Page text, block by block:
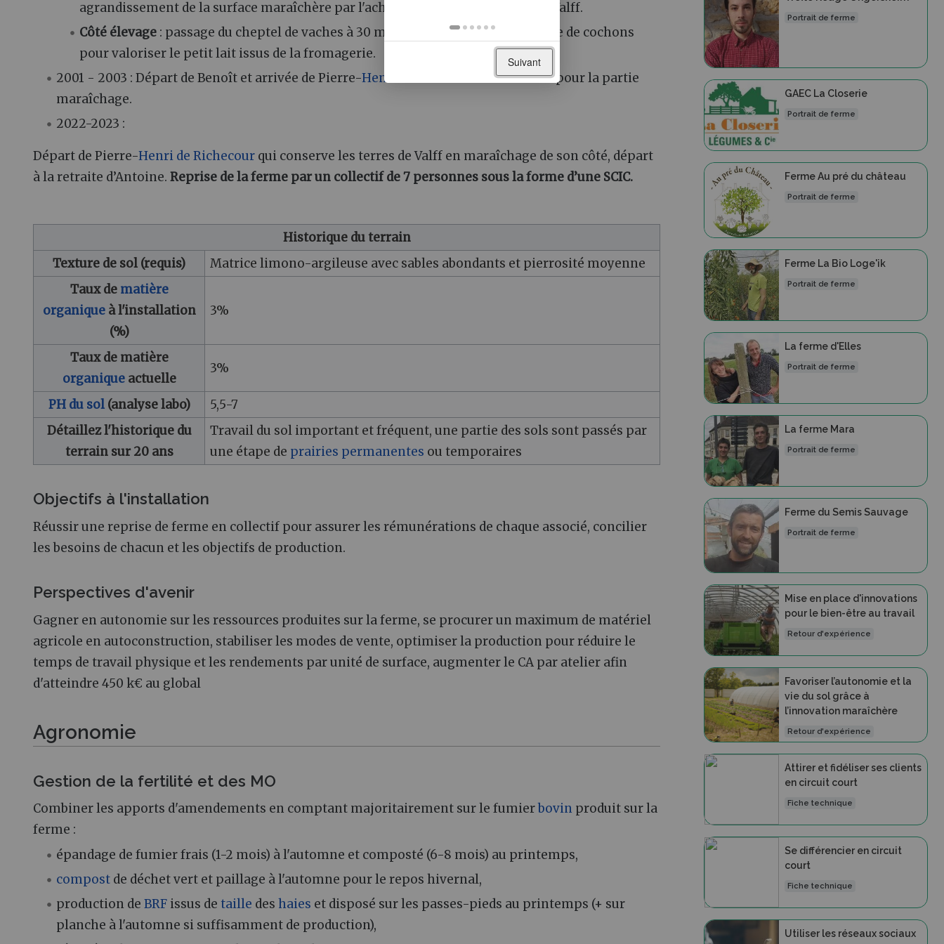
agrandissement de la surface maraîchère par l'achat d'une parcelle de 1,7 ha à Valff.
Côté élevage : passage du cheptel de vaches à 30 mères, démarrage d'un élevage de cochons
pour valoriser le petit lait issus de la fromagerie.
2001 - 2003 : Départ de Benoît et arrivée de Pierre-Henri de Richecour
Lenormand pour la partie
maraîchage.
2022-2023 :
Départ de Pierre-Henri de Richecour qui conserve les terres de Valff en maraîchage de son côté, départ
à la retraite d’Antoine. Reprise de la ferme par un collectif de 7 personnes sous la forme d’une SCIC.
Historique du terrain
Texture de sol (requis)
Matrice limono-argileuse avec sables abondants et pierrosité moyenne
Taux de matière
organiqueà l'installation
(%)
3%
Taux de matière
organiqueactuelle
3%
PH du sol(analyse labo)
5,5-7
Détaillez l'historique du
terrain sur 20 ans
Travail du sol important et fréquent, une partie des sols sont passés par
une étape de prairies permanentes ou temporaires
Objectifs à l'installation
Réussir une reprise de ferme en collectif pour assurer les rémunérations de chaque associé, concilier
les besoins de chacun et les objectifs de production.
Perspectives d'avenir
Gagner en autonomie sur les ressources produites sur la ferme, se procurer un maximum de matériel
agricole en autoconstruction, stabiliser les modes de vente, optimiser la production pour réduire le
temps de travail physique et les rendements par unité de surface, augmenter le CA par atelier afin
d'atteindre 450 k€ au global
Agronomie
Gestion de la fertilité et des MO
Combiner les apports d'amendements en comptant majoritairement sur le fumierbovin produit sur la
ferme :
épandage de fumier frais (1-2 mois) à l'automne et composté (6-8 mois) au printemps,
compost de déchet vert et paillage à l'automne pour le repos hivernal,
production deBRF issus de taille deshaies et disposé sur les passes-pieds au printemps (+ sur
planche à l'automne si suffisamment de production),
Portrait de ferme
GAEC La Closerie
Portrait de ferme
Ferme Au pré du château
Portrait de ferme
Ferme La Bio Loge'ik
Portrait de ferme
La ferme d'Elles
Portrait de ferme
La ferme Mara
Portrait de ferme
Ferme du Semis Sauvage
Portrait de ferme
Mise en place d'innovations
pour le bien-être au travail
Retour d'expérience
Favoriser l’autonomie et la
vie du sol grâce à
l’innovation maraîchère
Retour d'expérience
Attirer et fidéliser ses clients
en circuit court
Fiche technique
Se différencier en circuit
court
Fiche technique
Utiliser les réseaux sociaux
Suivant